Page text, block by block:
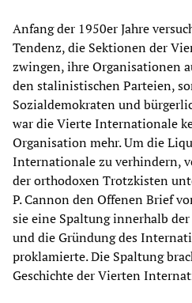
Anfang der 1950er Jahre
Tendenz, die Sektionen der
zwingen, ihre Organisationen
den stalinistischen Parteien,
Sozialdemokraten und
war die Vierte Internationale
Organisation mehr. Um die
Internationale zu verhindern,
der orthodoxen Trotzkisten
P. Cannon den Offenen Brief
sie eine Spaltung innerhalb
und die Gründung des
proklamierte. Die Spaltung
Geschichte der Vierten